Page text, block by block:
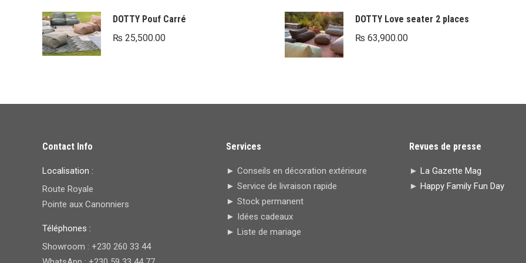
était :
est :
DOTTY Pouf Carré
₨ 25,500.00
DOTTY Love seater 2 places
₨ 63,900.00
Contact Info
Localisation :
Route Royale
Pointe aux Canonniers
Téléphones :
Showroom : +230 260 33 44
Services
► Conseils en décoration extérieure
► Service de livraison rapide
► Stock permanent
► Idées cadeaux
► Liste de mariage
Revues de presse
► La Gazette Mag
► Happy Family Fun Day